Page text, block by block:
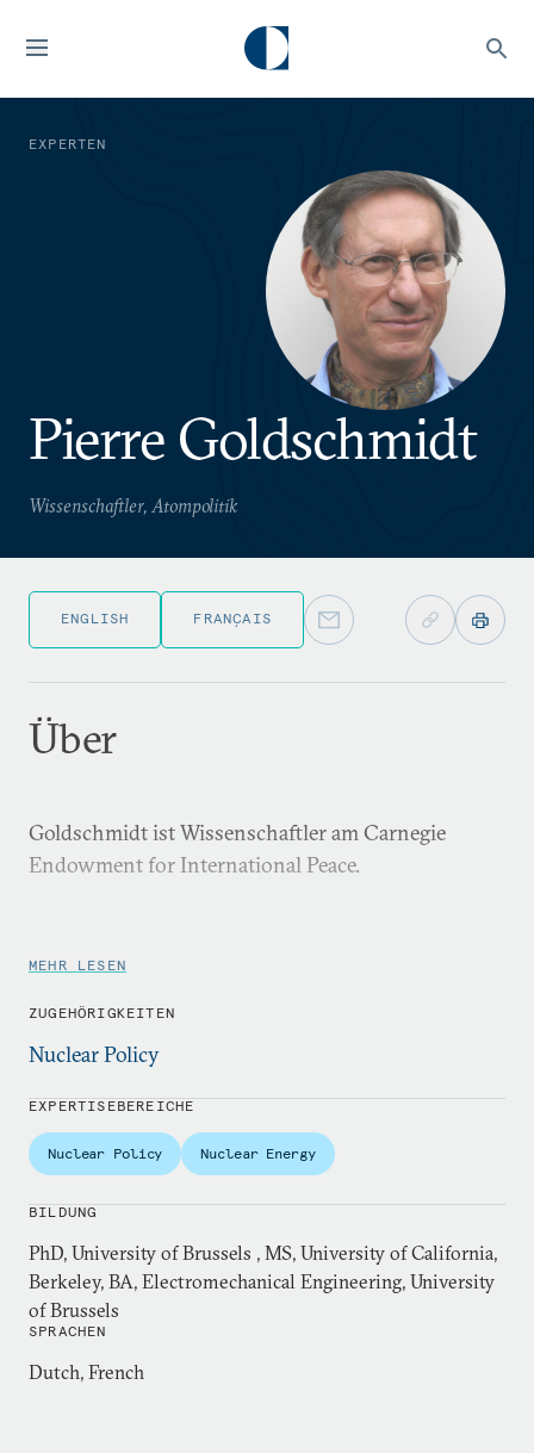
EXPERTEN
Pierre Goldschmidt
Wissenschaftler, Atompolitik
ENGLISH FRANÇAIS
Über
Goldschmidt ist Wissenschaftler am Carnegie
Endowment for International Peace.
MEHR LESEN
ZUGEHÖRIGKEITEN
Nuclear Policy
EXPERTISEBEREICHE
Nuclear Policy Nuclear Energy
BILDUNG
PhD, University of Brussels , MS, University of California,
Berkeley, BA, Electromechanical Engineering, University
of Brussels
SPRACHEN
Dutch, French